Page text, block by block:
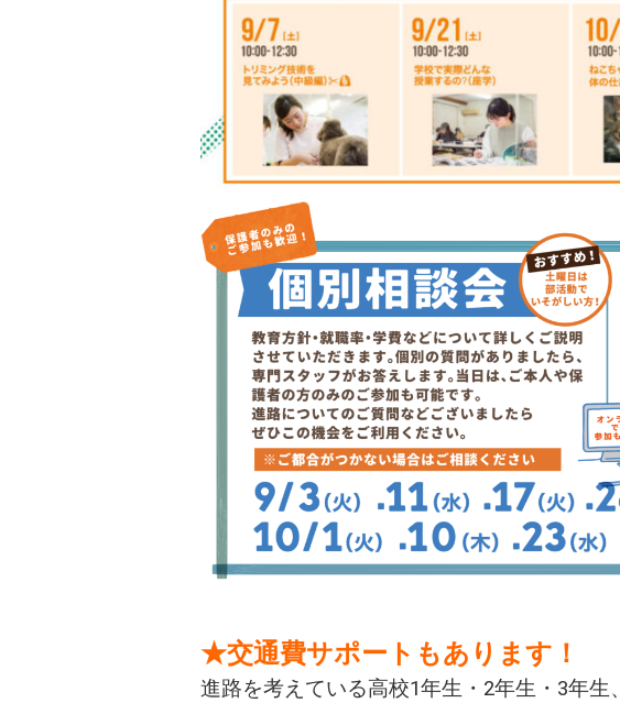
★交通費サポートもあります！
進路を考えている高校1年生・2年生・3年生、